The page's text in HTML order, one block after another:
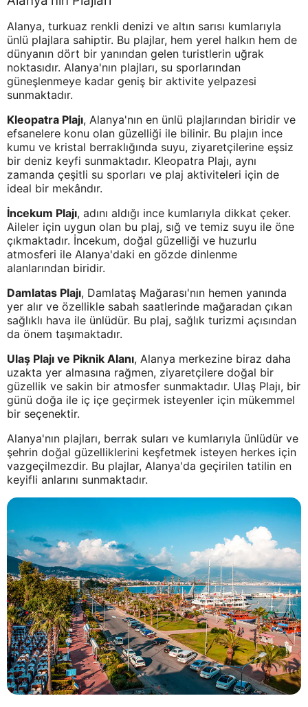
Alanya, turkuaz renkli denizi ve altın sarısı kumlarıyla
ünlü plajlara sahiptir. Bu plajlar, hem yerel halkın hem de
dünyanın dört bir yanından gelen turistlerin uğrak
noktasıdır. Alanya'nın plajları, su sporlarından
güneşlenmeye kadar geniş bir aktivite yelpazesi
sunmaktadır.
Kleopatra Plajı, Alanya'nın en ünlü plajlarından biridir ve
efsanelere konu olan güzelliği ile bilinir. Bu plajın ince
kumu ve kristal berraklığında suyu, ziyaretçilerine eşsiz
bir deniz keyfi sunmaktadır. Kleopatra Plajı, aynı
zamanda çeşitli su sporları ve plaj aktiviteleri için de
ideal bir mekândır.
İncekum Plajı, adını aldığı ince kumlarıyla dikkat çeker.
Aileler için uygun olan bu plaj, sığ ve temiz suyu ile öne
çıkmaktadır. İncekum, doğal güzelliği ve huzurlu
atmosferi ile Alanya'daki en gözde dinlenme
alanlarından biridir.
Damlatas Plajı, Damlataş Mağarası'nın hemen yanında
yer alır ve özellikle sabah saatlerinde mağaradan çıkan
sağlıklı hava ile ünlüdür. Bu plaj, sağlık turizmi açısından
da önem taşımaktadır.
Ulaş Plajı ve Piknik Alanı, Alanya merkezine biraz daha
uzakta yer almasına rağmen, ziyaretçilere doğal bir
güzellik ve sakin bir atmosfer sunmaktadır. Ulaş Plajı, bir
günü doğa ile iç içe geçirmek isteyenler için mükemmel
bir seçenektir.
Alanya'nın plajları, berrak suları ve kumlarıyla ünlüdür ve
şehrin doğal güzelliklerini keşfetmek isteyen herkes için
vazgeçilmezdir. Bu plajlar, Alanya'da geçirilen tatilin en
keyifli anlarını sunmaktadır.